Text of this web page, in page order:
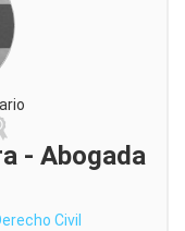
- Abogada
Civil